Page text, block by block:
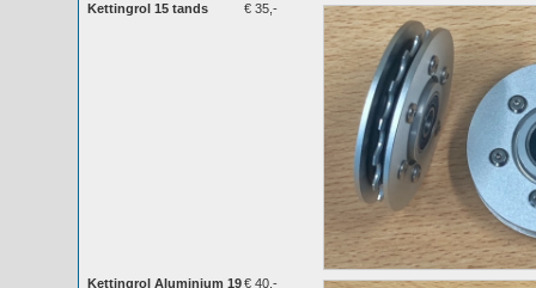
Kettingrol 15 tands € 35,-
Kettingrol Aluminium 19€ 40,-